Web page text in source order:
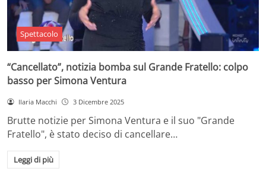
Spettacolo
“Cancellato”, notizia bomba sul Grande Fratello: colpo
basso per Simona Ventura
Ilaria Macchi 3 Dicembre 2025
Brutte notizie per Simona Ventura e il suo "Grande
Fratello", è stato deciso di cancellare…
Leggi di più